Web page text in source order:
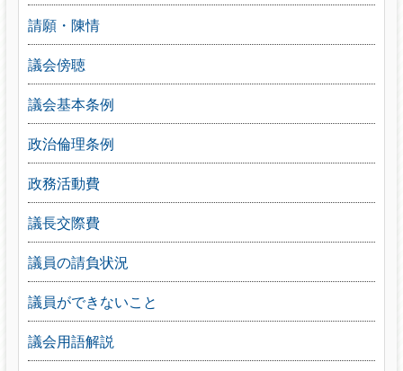
請願・陳情
議会傍聴
議会基本条例
政治倫理条例
政務活動費
議長交際費
議員の請負状況
議員ができないこと
議会用語解説